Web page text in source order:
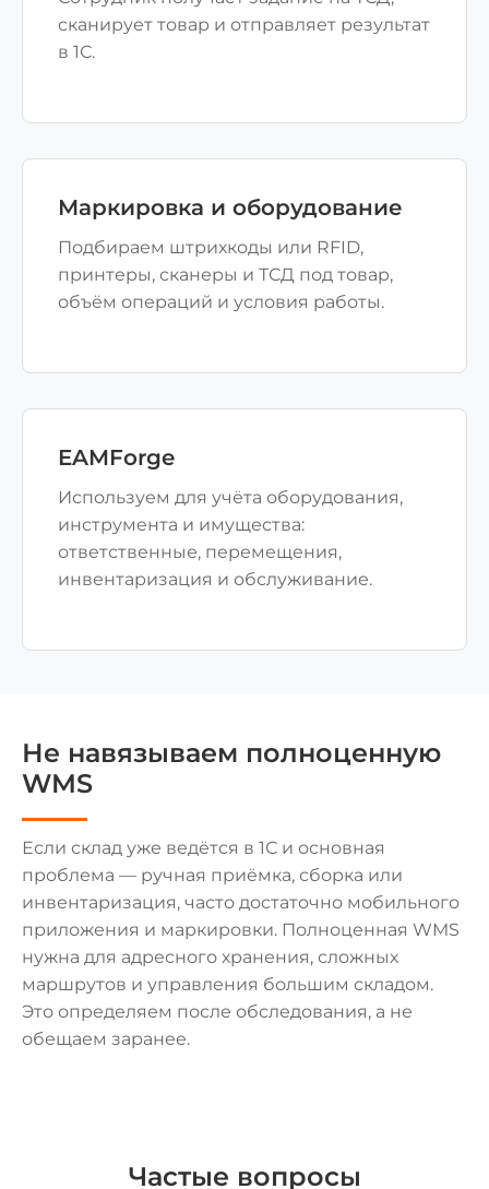
сканирует товар и отправляет результат
в 1С.
Маркировка и оборудование
Подбираем штрихкоды или RFID,
принтеры, сканеры и ТСД под товар,
объём операций и условия работы.
EAMForge
Используем для учёта оборудования,
инструмента и имущества:
ответственные, перемещения,
инвентаризация и обслуживание.
Не навязываем полноценную
WMS
Если склад уже ведётся в 1С и основная
проблема — ручная приёмка, сборка или
инвентаризация, часто достаточно мобильного
приложения и маркировки. Полноценная WMS
нужна для адресного хранения, сложных
маршрутов и управления большим складом.
Это определяем после обследования, а не
обещаем заранее.
Частые вопросы